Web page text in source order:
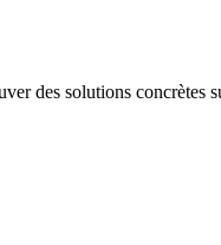
des solutions